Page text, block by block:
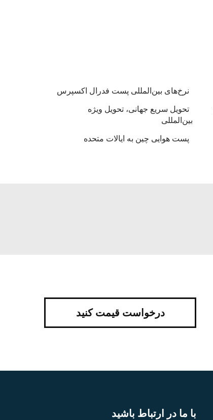
نرخ‌های بین‌المللی پست فدرال اکسپرس
تحویل سریع جهانی، تحویل ویژه
بین‌المللی
پست هوایی چین به ایالات متحده
درخواست قیمت کنید
با ما در ارتباط باشید